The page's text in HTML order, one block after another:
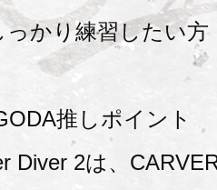
っかり練習したい方
推しポイント
Diver 2は、